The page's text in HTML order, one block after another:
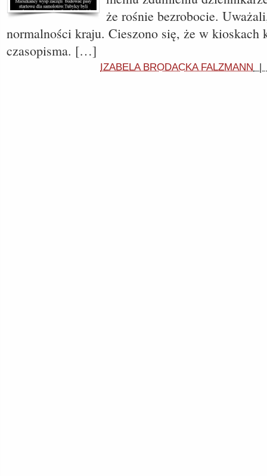
że rośnie bezrobocie.
normalności kraju. Cieszono się, że w kioskach
czasopisma. […]
IZABELA BRODACKA FALZMANN |